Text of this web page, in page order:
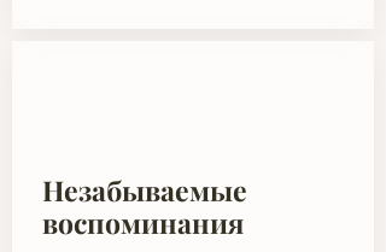
Незабываемые
воспоминания